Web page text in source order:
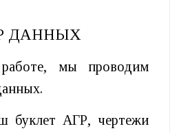
ДАННЫХ
мы проводим
буклет АГР, чертежи